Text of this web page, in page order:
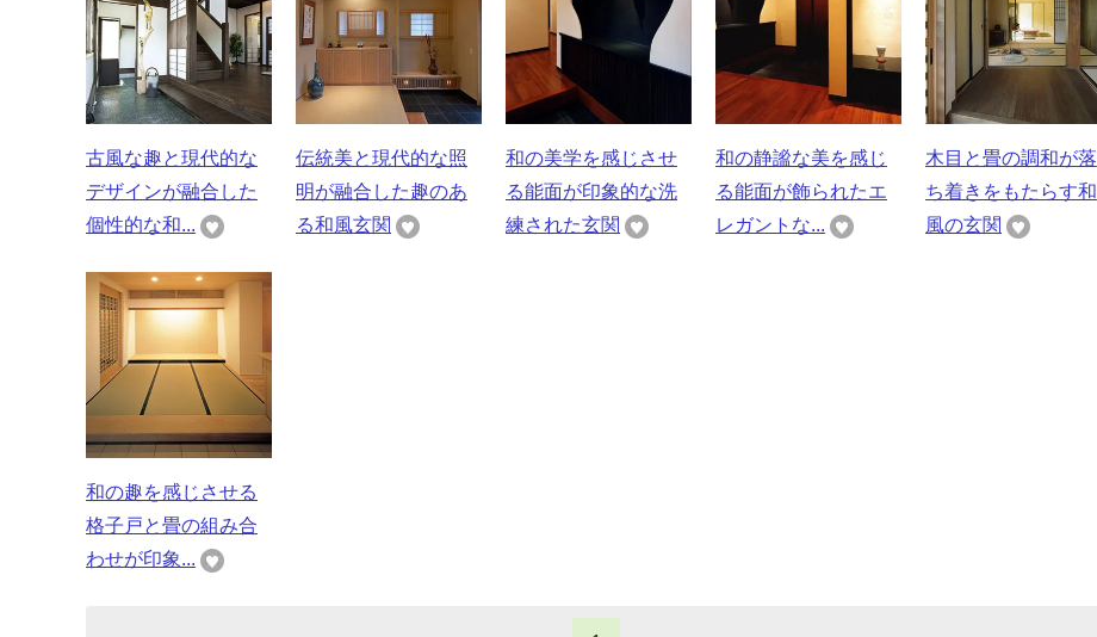
古風な趣と現代的な
デザインが融合した
個性的な和...
伝統美と現代的な照
明が融合した趣のあ
る和風玄関
和の美学を感じさせ
る能面が印象的な洗
練された玄関
和の静謐な美を感じ
る能面が飾られたエ
レガントな...
木目と畳の調和が落
ち着きをもたらす和
風の玄関
和の趣を感じさせる
格子戸と畳の組み合
わせが印象...